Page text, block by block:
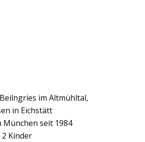
im Altmühltal,
in Eichstätt
seit 1984
Kinder